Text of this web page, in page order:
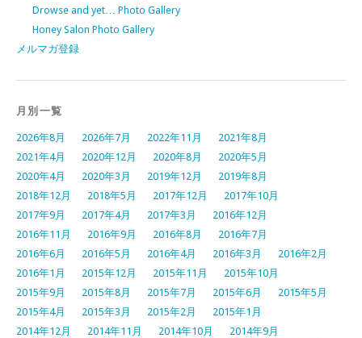
Drowse and yet… Photo Gallery
Honey Salon Photo Gallery
メルマガ登録
月別一覧
2026年8月 2026年7月 2022年11月
2021年8月
2021年4月
2020年12月 2020年8月
2020年5月
2020年4月
2020年3月 2019年12月
2019年8月
2018年12月
2018年5月 2017年12月
2017年10月
2017年9月
2017年4月 2017年3月
2016年12月
2016年11月
2016年9月 2016年8月
2016年7月
2016年6月
2016年5月 2016年4月 2016年3月
2016年2月
2016年1月
2015年12月 2015年11月
2015年10月
2015年9月
2015年8月 2015年7月 2015年6月
2015年5月
2015年4月
2015年3月 2015年2月
2015年1月
2014年12月
2014年11月 2014年10月
2014年9月